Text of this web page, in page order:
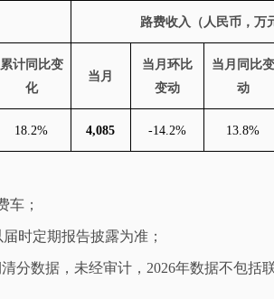
路费收入（人民币，万
累计同比变
化
当月
当月环比
变动
当月同比变
动
18.2% 4,085 -14.2% 13.8%
车；
时定期报告披露为准；
分数据，未经审计， 2026年数据不包括